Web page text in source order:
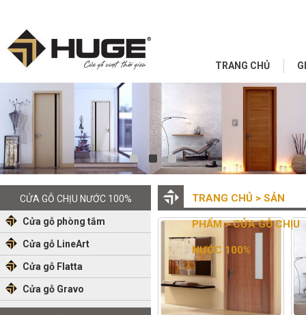
TRANG CHỦ
CỬA GỖ CHỊU NƯỚC 100%
Cửa gỗ phòng tắm
Cửa gỗ LineArt
Cửa gỗ Flatta
Cửa gỗ Gravo
TRANG CHỦ > SẢN
PHẨM> CỬA GỖ CHỊU
NƯỚC 100%